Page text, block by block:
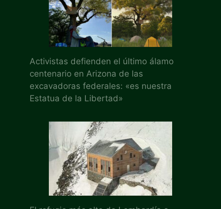
Activistas defienden el último álamo
centenario en Arizona de las
excavadoras federales: «es nuestra
Estatua de la Libertad»